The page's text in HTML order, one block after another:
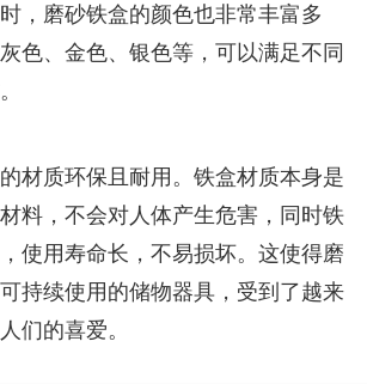
，磨砂铁盒的颜色也非常丰富多
色、金色、银色等，可以满足不同
材质环保且耐用。铁盒材质本身是
料，不会对人体产生危害，同时铁
使用寿命长，不易损坏。这使得磨
持续使用的储物器具，受到了越来
们的喜爱。